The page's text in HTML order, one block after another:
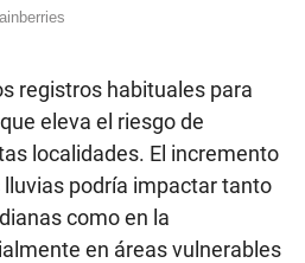
registros habituales para
eleva el riesgo de
localidades. El incremento
podría impactar tanto
como en la
en áreas vulnerables